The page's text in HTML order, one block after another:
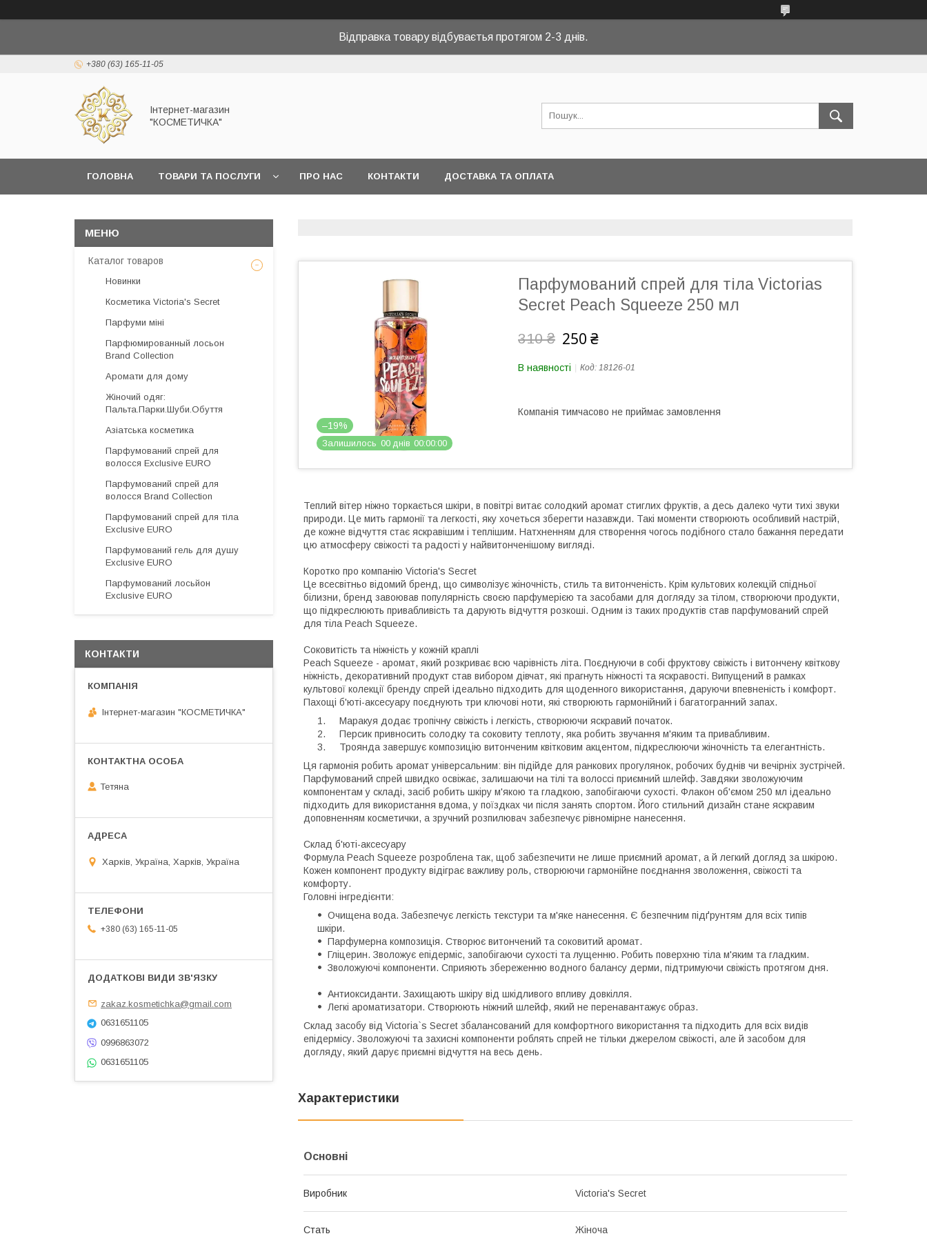
Відправка товару відбуваєтья протягом 2-3 днів.
+380 (63) 165-11-05
Інтернет-магазин
"КОСМЕТИЧКА"
ГОЛОВНА ТОВАРИ ТА ПОСЛУГИ ПРО НАС КОНТАКТИ ДОСТАВКА ТА ОПЛАТА
–19%
Залишилось 00 днів 00 00 00
Парфумований спрей для тіла Victorias
Secret Peach Squeeze 250 мл
310 ₴ 250 ₴
В наявності Код: 18126-01
Компанія тимчасово не приймає замовлення
Теплий вітер ніжно торкається шкіри, в повітрі витає солодкий аромат стиглих фруктів, а десь далеко чути тихі звуки
природи. Це мить гармонії та легкості, яку хочеться зберегти назавжди. Такі моменти створюють особливий настрій,
де кожне відчуття стає яскравішим і теплішим. Натхненням для створення чогось подібного стало бажання передати
цю атмосферу свіжості та радості у найвитонченішому вигляді.
Коротко про компанію Victoria's Secret
Це всесвітньо відомий бренд, що символізує жіночність, стиль та витонченість. Крім культових колекцій спідньої
білизни, бренд завоював популярність своєю парфумерією та засобами для догляду за тілом, створюючи продукти,
що підкреслюють привабливість та дарують відчуття розкоші. Одним із таких продуктів став парфумований спрей
для тіла Peach Squeeze.
Соковитість та ніжність у кожній краплі
Peach Squeeze - аромат, який розкриває всю чарівність літа. Поєднуючи в собі фруктову свіжість і витончену квіткову
ніжність, декоративний продукт став вибором дівчат, які прагнуть ніжності та яскравості. Випущений в рамках
культової колекції бренду спрей ідеально підходить для щоденного використання, даруючи впевненість і комфорт.
Пахощі б'юті-аксесуару поєднують три ключові ноти, які створюють гармонійний і багатогранний запах.
Маракуя додає тропічну свіжість і легкість, створюючи яскравий початок.
Персик привносить солодку та соковиту теплоту, яка робить звучання м'яким та привабливим.
Троянда завершує композицію витонченим квітковим акцентом, підкреслюючи жіночність та елегантність.
Ця гармонія робить аромат універсальним: він підійде для ранкових прогулянок, робочих буднів чи вечірніх зустрічей.
Парфумований спрей швидко освіжає, залишаючи на тілі та волоссі приємний шлейф. Завдяки зволожуючим
компонентам у складі, засіб робить шкіру м'якою та гладкою, запобігаючи сухості. Флакон об'ємом 250 мл ідеально
підходить для використання вдома, у поїздках чи після занять спортом. Його стильний дизайн стане яскравим
доповненням косметички, а зручний розпилювач забезпечує рівномірне нанесення.
Склад б'юті-аксесуару
Формула Peach Squeeze розроблена так, щоб забезпечити не лише приємний аромат, а й легкий догляд за шкірою.
Кожен компонент продукту відіграє важливу роль, створюючи гармонійне поєднання зволоження, свіжості та
комфорту.
Головні інгредієнти:
Очищена вода. Забезпечує легкість текстури та м'яке нанесення. Є безпечним підґрунтям для всіх типів
шкіри.
Парфумерна композиція. Створює витончений та соковитий аромат.
Гліцерин. Зволожує епідерміс, запобігаючи сухості та лущенню. Робить поверхню тіла м'яким та гладким.
Зволожуючі компоненти. Сприяють збереженню водного балансу дерми, підтримуючи свіжість протягом дня.
Антиоксиданти. Захищають шкіру від шкідливого впливу довкілля.
Легкі ароматизатори. Створюють ніжний шлейф, який не перенавантажує образ.
Склад засобу від Victoria`s Secret збалансований для комфортного використання та підходить для всіх видів
епідермісу. Зволожуючі та захисні компоненти роблять спрей не тільки джерелом свіжості, але й засобом для
догляду, який дарує приємні відчуття на весь день.
Характеристики
Основні
Виробник Victoria's Secret
Стать Жіноча
Каталог товаров
Новинки
Косметика Victoria's Secret
Парфуми міні
Парфюмированный лосьон
Brand Collection
Аромати для дому
Жіночий одяг:
Пальта.Парки.Шуби.Обуття
Азіатська косметика
Парфумований спрей для
волосся Exclusive EURO
Парфумований спрей для
волосся Brand Collection
Парфумований спрей для тіла
Exclusive EURO
Парфумований гель для душу
Exclusive EURO
Парфумований лосьйон
Exclusive EURO
КОНТАКТИ
Інтернет-магазин "КОСМЕТИЧКА"
Тетяна
Харків, Україна, Харків, Україна
+380 (63) 165-11-05
zakaz.kosmetichka@gmail.com
0631651105
0996863072
0631651105